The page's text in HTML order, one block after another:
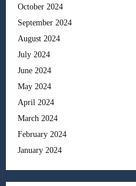
October 2024
September 2024
August 2024
July 2024
June 2024
May 2024
April 2024
March 2024
February 2024
January 2024